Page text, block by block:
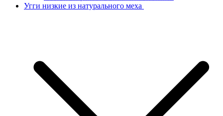
Угги низкие из натурального меха